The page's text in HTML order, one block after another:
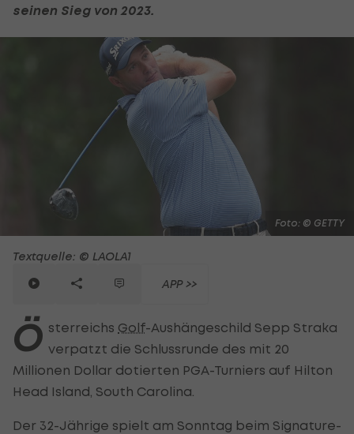
seinen Sieg von 2023.
Foto: © GETTY
Textquelle: © LAOLA1
APP >>
Ö sterreichs Golf-Aushängeschild Sepp Straka
verpatzt die Schlussrunde des mit 20
Millionen Dollar dotierten PGA-Turniers auf Hilton
Head Island, South Carolina.
Der 32-Jährige spielt am Sonntag beim Signature-